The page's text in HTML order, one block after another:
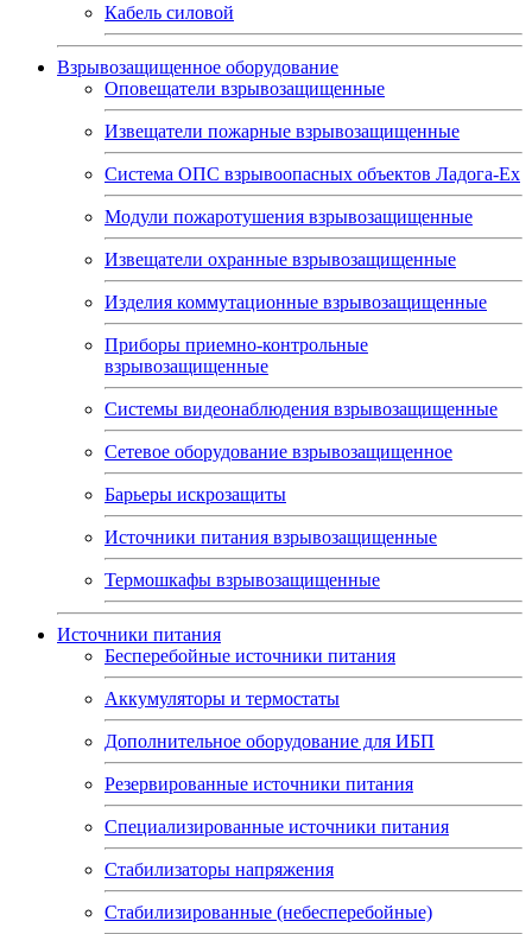
Кабель силовой
Взрывозащищенное оборудование
Оповещатели взрывозащищенные
Извещатели пожарные взрывозащищенные
Система ОПС взрывоопасных объектов Ладога-Ex
Модули пожаротушения взрывозащищенные
Извещатели охранные взрывозащищенные
Изделия коммутационные взрывозащищенные
Приборы приемно-контрольные
взрывозащищенные
Системы видеонаблюдения взрывозащищенные
Сетевое оборудование взрывозащищенное
Барьеры искрозащиты
Источники питания взрывозащищенные
Термошкафы взрывозащищенные
Источники питания
Бесперебойные источники питания
Аккумуляторы и термостаты
Дополнительное оборудование для ИБП
Резервированные источники питания
Специализированные источники питания
Стабилизаторы напряжения
Стабилизированные (небесперебойные)